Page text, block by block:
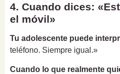
4. Cuando dices:
el móvil»
Tu adolescente puede
teléfono. Siempre igual.»
Cuando lo que realmente